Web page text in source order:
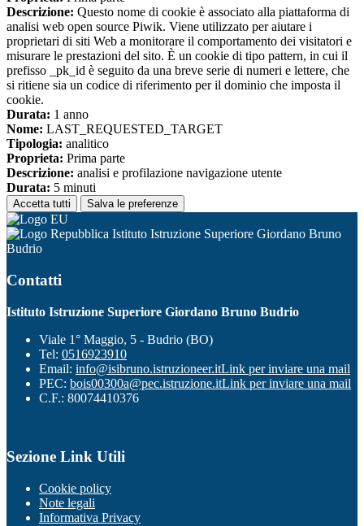
Descrizione: Questo nome di cookie è associato alla piattaforma di
analisi web open source Piwik. Viene utilizzato per aiutare i
proprietari di siti Web a monitorare il comportamento dei visitatori e
misurare le prestazioni del sito. È un cookie di tipo pattern, in cui il
prefisso _pk_id è seguito da una breve serie di numeri e lettere, che
si ritiene sia un codice di riferimento per il dominio che imposta il
cookie.
Durata: 1 anno
Nome: LAST_REQUESTED_TARGET
Tipologia: analitico
Proprieta: Prima parte
Descrizione: analisi e profilazione navigazione utente
Durata: 5 minuti
Accetta tutti Salva le preferenze
Istituto Istruzione Superiore Giordano Bruno
Budrio
Contatti
Istituto Istruzione Superiore Giordano Bruno Budrio
Viale 1° Maggio, 5 - Budrio (BO)
Tel: 0516923910
Email: info@isibruno.istruzioneer.itLink per inviare una mail
PEC: bois00300a@pec.istruzione.itLink per inviare una mail
C.F.: 80074410376
Sezione Link Utili
Cookie policy
Note legali
Informativa Privacy